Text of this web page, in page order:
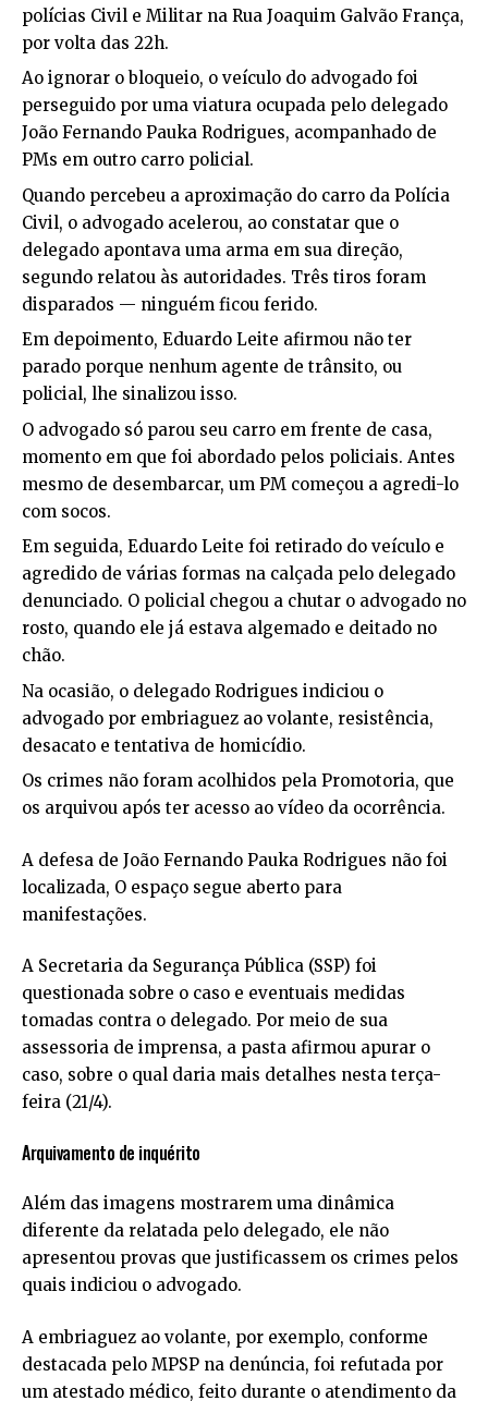
polícias Civil e Militar na Rua Joaquim Galvão França,
por volta das 22h.
Ao ignorar o bloqueio, o veículo do advogado foi
perseguido por uma viatura ocupada pelo delegado
João Fernando Pauka Rodrigues, acompanhado de
PMs em outro carro policial.
Quando percebeu a aproximação do carro da Polícia
Civil, o advogado acelerou, ao constatar que o
delegado apontava uma arma em sua direção,
segundo relatou às autoridades. Três tiros foram
disparados — ninguém ficou ferido.
Em depoimento, Eduardo Leite afirmou não ter
parado porque nenhum agente de trânsito, ou
policial, lhe sinalizou isso.
O advogado só parou seu carro em frente de casa,
momento em que foi abordado pelos policiais. Antes
mesmo de desembarcar, um PM começou a agredi-lo
com socos.
Em seguida, Eduardo Leite foi retirado do veículo e
agredido de várias formas na calçada pelo delegado
denunciado. O policial chegou a chutar o advogado no
rosto, quando ele já estava algemado e deitado no
chão.
Na ocasião, o delegado Rodrigues indiciou o
advogado por embriaguez ao volante, resistência,
desacato e tentativa de homicídio.
Os crimes não foram acolhidos pela Promotoria, que
os arquivou após ter acesso ao vídeo da ocorrência.
A defesa de João Fernando Pauka Rodrigues não foi
localizada, O espaço segue aberto para
manifestações.
A Secretaria da Segurança Pública (SSP) foi
questionada sobre o caso e eventuais medidas
tomadas contra o delegado. Por meio de sua
assessoria de imprensa, a pasta afirmou apurar o
caso, sobre o qual daria mais detalhes nesta terça-
feira (21/4).
Arquivamento de inquérito
Além das imagens mostrarem uma dinâmica
diferente da relatada pelo delegado, ele não
apresentou provas que justificassem os crimes pelos
quais indiciou o advogado.
A embriaguez ao volante, por exemplo, conforme
destacada pelo MPSP na denúncia, foi refutada por
um atestado médico, feito durante o atendimento da